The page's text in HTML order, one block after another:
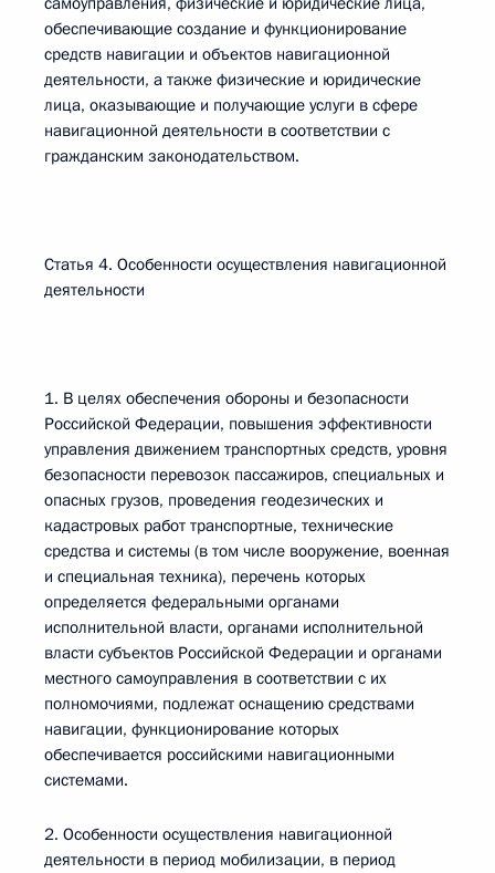
обеспечивающие создание и функционирование
средств навигации и объектов навигационной
деятельности, а также физические и юридические
лица, оказывающие и получающие услуги в сфере
навигационной деятельности в соответствии с
гражданским законодательством.
Статья 4. Особенности осуществления навигационной
деятельности
1. В целях обеспечения обороны и безопасности
Российской Федерации, повышения эффективности
управления движением транспортных средств, уровня
безопасности перевозок пассажиров, специальных и
опасных грузов, проведения геодезических и
кадастровых работ транспортные, технические
средства и системы (в том числе вооружение, военная
и специальная техника), перечень которых
определяется федеральными органами
исполнительной власти, органами исполнительной
власти субъектов Российской Федерации и органами
местного самоуправления в соответствии с их
полномочиями, подлежат оснащению средствами
навигации, функционирование которых
обеспечивается российскими навигационными
системами.
2. Особенности осуществления навигационной
деятельности в период мобилизации, в период